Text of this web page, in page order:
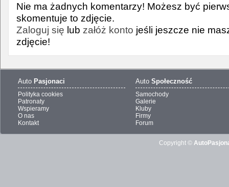
Nie ma żadnych komentarzy! Możesz być
skomentuje to zdjęcie.
Zaloguj się lub załóż konto jeśli jeszcze nie
zdjęcie!
Auto Pasjonaci
Polityka cookies
Patronaty
Wspieramy
O nas
Kontakt
Auto Społeczność
Samochody
Galerie
Kluby
Firmy
Forum
Copyright ©